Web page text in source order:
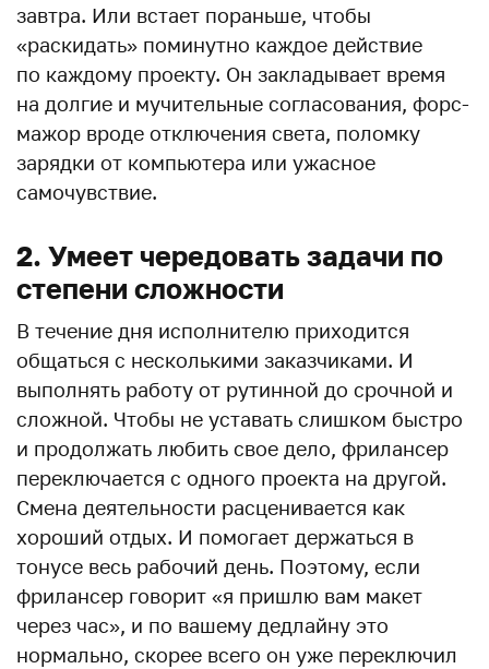
завтра. Или встает пораньше, чтобы
«раскидать» поминутно каждое действие
по каждому проекту. Он закладывает время
на долгие и мучительные согласования, форс-
мажор вроде отключения света, поломку
зарядки от компьютера или ужасное
самочувствие.
2. Умеет чередовать задачи по
степени сложности
В течение дня исполнителю приходится
общаться с несколькими заказчиками. И
выполнять работу от рутинной до срочной и
сложной. Чтобы не уставать слишком быстро
и продолжать любить свое дело, фрилансер
переключается с одного проекта на другой.
Смена деятельности расценивается как
хороший отдых. И помогает держаться в
тонусе весь рабочий день. Поэтому, если
фрилансер говорит «я пришлю вам макет
через час», и по вашему дедлайну это
нормально, скорее всего он уже переключил